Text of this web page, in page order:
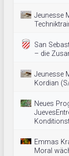
Jeunesse
San
– die
Jeunesse
Kordian
Neues
Emmas
Moral